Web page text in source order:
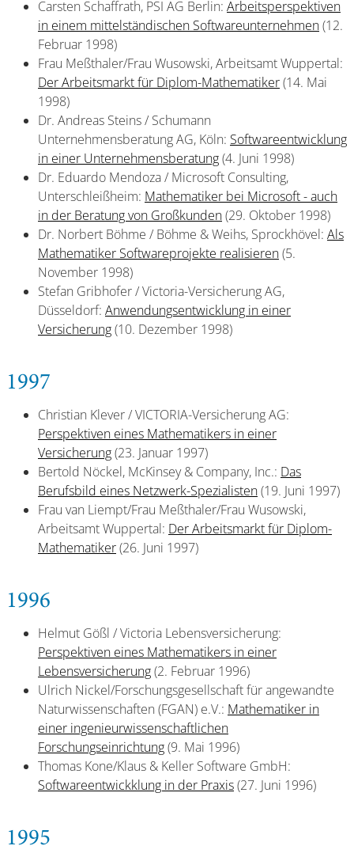
Carsten Schaffrath, PSI AG Berlin: Arbeitsperspektiven
in einem mittelständischen Softwareunternehmen(12.
Februar 1998)
Frau Meßthaler/Frau Wusowski, Arbeitsamt Wuppertal:
Der Arbeitsmarkt für Diplom-Mathematiker(14. Mai
1998)
Dr. Andreas Steins / Schumann
Unternehmensberatung AG, Köln: Softwareentwicklung
in einer Unternehmensberatung(4. Juni 1998)
Dr. Eduardo Mendoza / Microsoft Consulting,
Unterschleißheim: Mathematiker bei Microsoft - auch
in der Beratung von Großkunden(29. Oktober 1998)
Dr. Norbert Böhme / Böhme & Weihs, Sprockhövel: Als
Mathematiker Softwareprojekte realisieren(5.
November 1998)
Stefan Gribhofer / Victoria-Versicherung AG,
Düsseldorf: Anwendungsentwicklung in einer
Versicherung(10. Dezember 1998)
1997
Christian Klever / VICTORIA-Versicherung AG:
Perspektiven eines Mathematikers in einer
Versicherung(23. Januar 1997)
Bertold Nöckel, McKinsey & Company, Inc.: Das
Berufsbild eines Netzwerk-Spezialisten(19. Juni 1997)
Frau van Liempt/Frau Meßthaler/Frau Wusowski,
Arbeitsamt Wuppertal: Der Arbeitsmarkt für Diplom-
Mathematiker(26. Juni 1997)
1996
Helmut Gößl / Victoria Lebensversicherung:
Perspektiven eines Mathematikers in einer
Lebensversicherung(2. Februar 1996)
Ulrich Nickel/Forschungsgesellschaft für angewandte
Naturwissenschaften (FGAN) e.V.: Mathematiker in
einer ingenieurwissenschaftlichen
Forschungseinrichtung(9. Mai 1996)
Thomas Kone/Klaus & Keller Software GmbH:
Softwareentwickklung in der Praxis(27. Juni 1996)
1995